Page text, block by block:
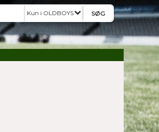
Kun i OLDBOYS